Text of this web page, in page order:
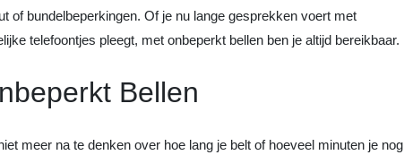
of bundelbeperkingen. Of je nu lange gesprekken voert met
telefoontjes pleegt, met onbeperkt bellen ben je altijd bereikbaar.
Bellen
meer na te denken over hoe lang je belt of hoeveel minuten je nog